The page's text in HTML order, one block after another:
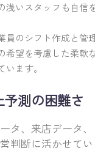
いスタッフも自信
員のシフト作成と
希望を考慮した柔
ます。
測の困難さ
タ、来店データ
判断に活かせて